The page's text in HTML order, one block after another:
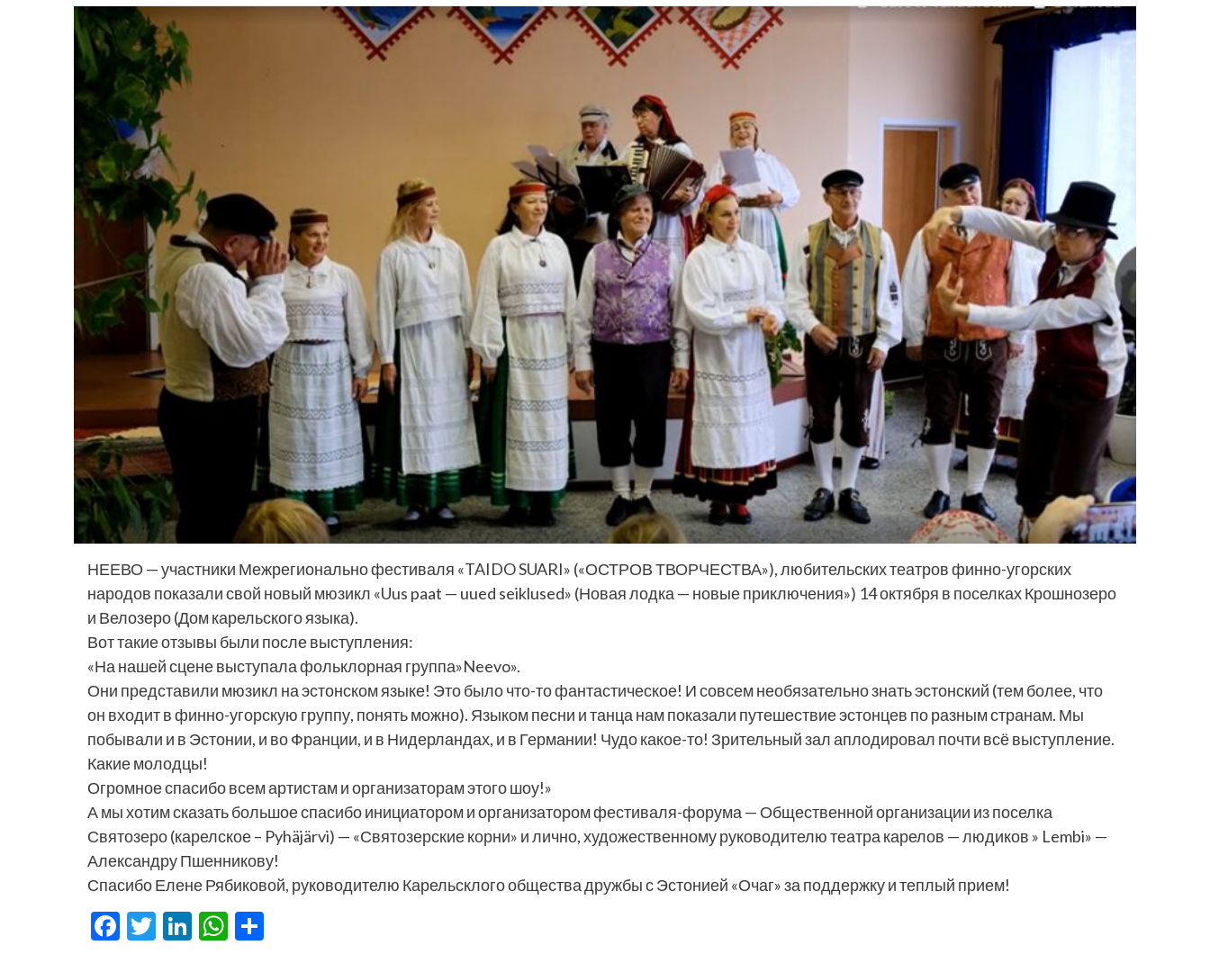
НЕЕВО — участники Межрегионально фестиваля «TAIDO SUARI» («ОСТРОВ ТВОРЧЕСТВА»), любительских театров финно-угорских
народов показали свой новый мюзикл «Uus paat — uued seiklused» (Новая лодка — новые приключения») 14 октября в поселках Крошнозеро
и Велозеро (Дом карельского языка).
Вот такие отзывы были после выступления:
«На нашей сцене выступала фольклорная группа»Neevo».
Они представили мюзикл на эстонском языке! Это было что-то фантастическое! И совсем необязательно знать эстонский (тем более, что
он входит в финно-угорскую группу, понять можно). Языком песни и танца нам показали путешествие эстонцев по разным странам. Мы
побывали и в Эстонии, и во Франции, и в Нидерландах, и в Германии! Чудо какое-то! Зрительный зал аплодировал почти всё выступление.
Какие молодцы!
Огромное спасибо всем артистам и организаторам этого шоу!»
А мы хотим сказать большое спасибо инициатором и организатором фестиваля-форума — Общественной организации из поселка
Святозеро (карелское – Pyhäjärvi) — «Святозерские корни» и лично, художественному руководителю театра карелов — людиков » Lembi» —
Александру Пшенникову!
Спасибо Елене Рябиковой, руководителю Карельсклого общества дружбы с Эстонией «Очаг» за поддержку и теплый прием!
Facebook
Twitter
LinkedIn
WhatsApp